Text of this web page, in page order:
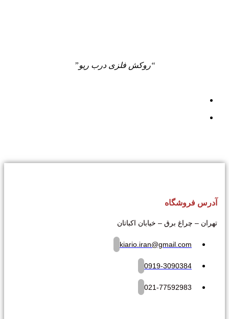
“روکش فلزی درب ریو”
آدرس فروشگاه
تهران – چراغ برق – خیابان اکباتان
kiario.iran@gmail.com
0919-3090384
021-77592983